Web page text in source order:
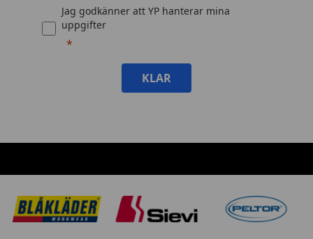
Jag godkänner att YP hanterar mina
uppgifter
KLAR